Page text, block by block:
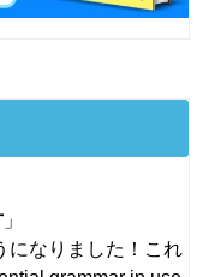
」
になりました！これ